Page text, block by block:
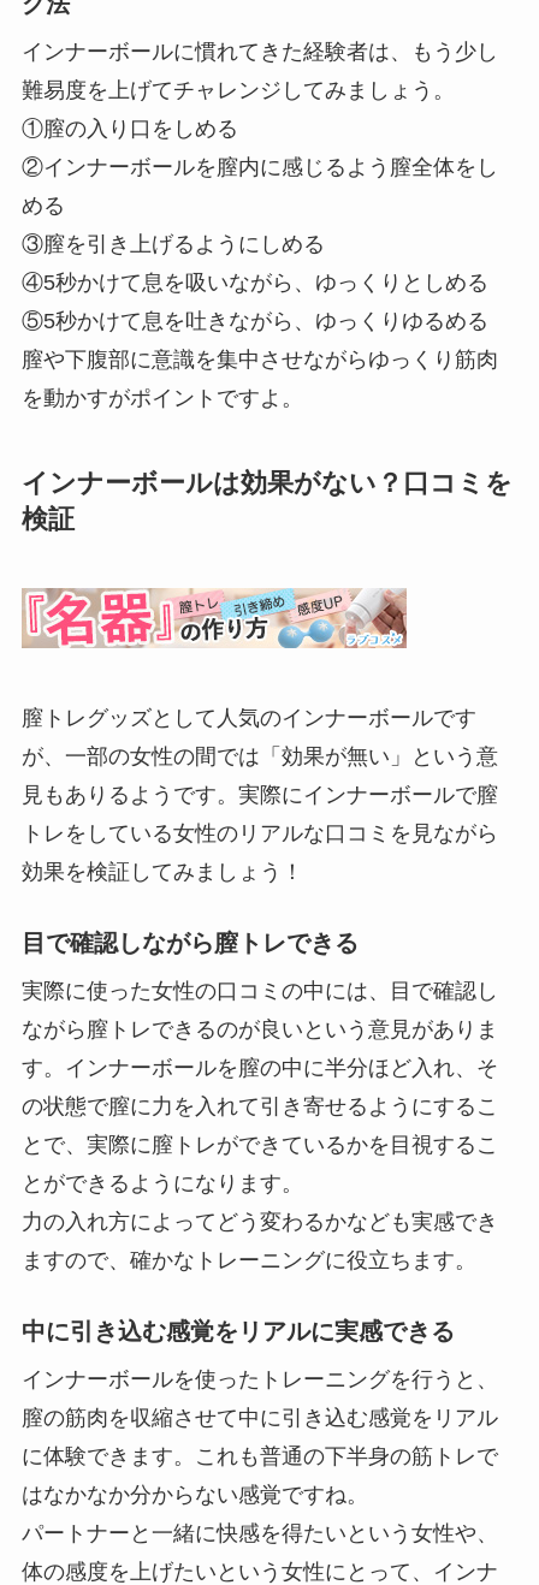
インナーボールに慣れてきた経験者は、もう少し
難易度を上げてチャレンジしてみましょう。
①膣の入り口をしめる
②インナーボールを膣内に感じるよう膣全体をし
める
③膣を引き上げるようにしめる
④5秒かけて息を吸いながら、ゆっくりとしめる
⑤5秒かけて息を吐きながら、ゆっくりゆるめる
膣や下腹部に意識を集中させながらゆっくり筋肉
を動かすがポイントですよ。
インナーボールは効果がない？口コミを
検証
膣トレグッズとして人気のインナーボールです
が、一部の女性の間では「効果が無い」という意
見もありるようです。実際にインナーボールで膣
トレをしている女性のリアルな口コミを見ながら
効果を検証してみましょう！
目で確認しながら膣トレできる
実際に使った女性の口コミの中には、目で確認し
ながら膣トレできるのが良いという意見がありま
す。インナーボールを膣の中に半分ほど入れ、そ
の状態で膣に力を入れて引き寄せるようにするこ
とで、実際に膣トレができているかを目視するこ
とができるようになります。
力の入れ方によってどう変わるかなども実感でき
ますので、確かなトレーニングに役立ちます。
中に引き込む感覚をリアルに実感できる
インナーボールを使ったトレーニングを行うと、
膣の筋肉を収縮させて中に引き込む感覚をリアル
に体験できます。これも普通の下半身の筋トレで
はなかなか分からない感覚ですね。
パートナーと一緒に快感を得たいという女性や、
体の感度を上げたいという女性にとって、インナ